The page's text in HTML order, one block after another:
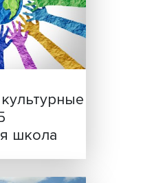
безопасности:
влияние
врачей